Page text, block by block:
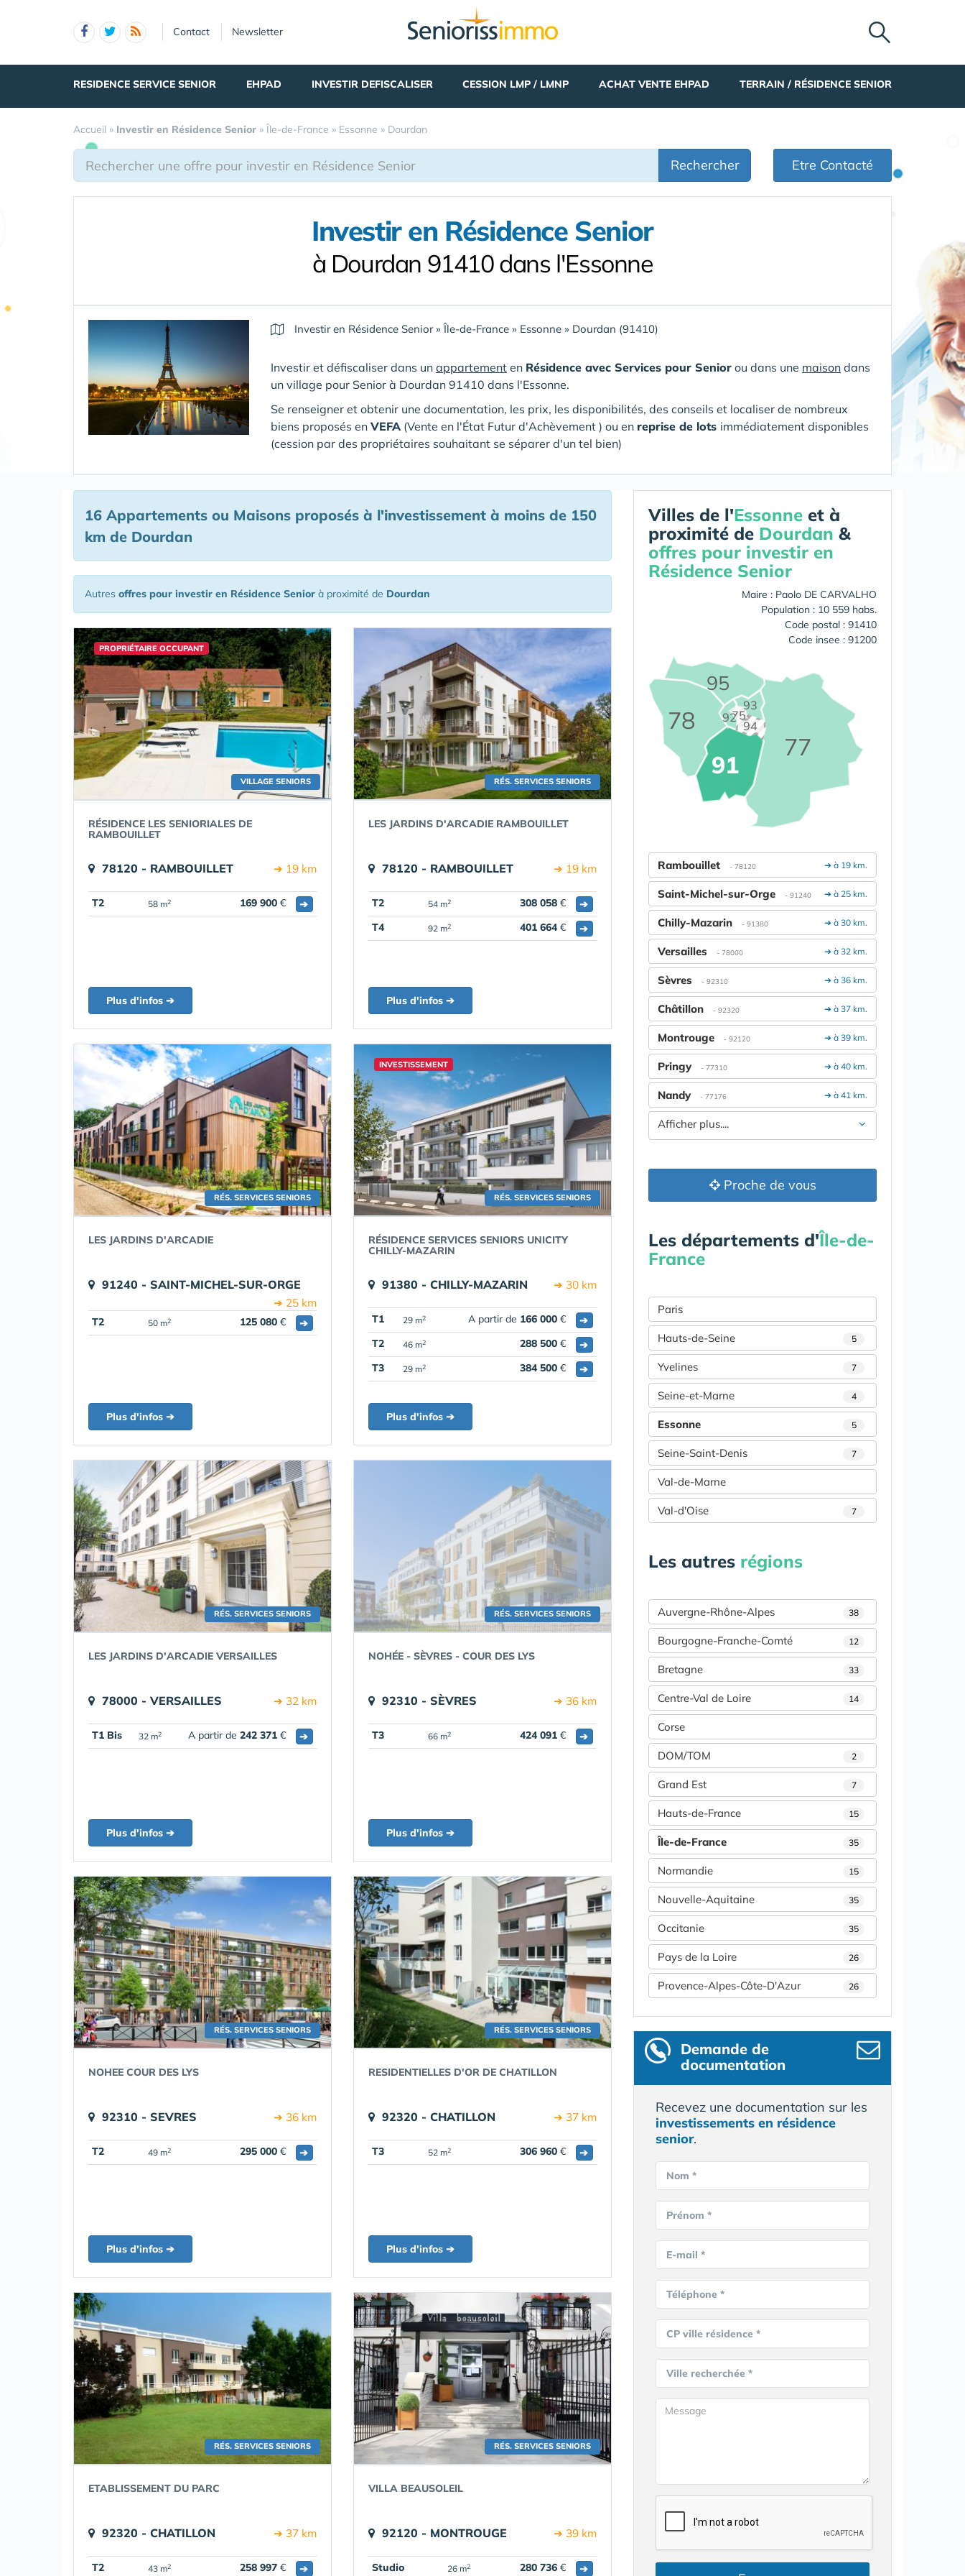
Contact Newsletter
RESIDENCE SERVICE SENIOR EHPAD INVESTIR DEFISCALISER CESSION LMP / LMNP ACHAT VENTE EHPAD TERRAIN / RÉSIDENCE SENIOR
Accueil » Investir en Résidence Senior » Île-de-France » Essonne » Dourdan
Rechercher Etre Contacté
Investir en Résidence Senior
à Dourdan 91410 dans l'Essonne
Investir en Résidence Senior»Île-de-France » Essonne » Dourdan (91410)
Investir et défiscaliser dans un appartement en Résidence avec Services pour Senior ou dans une maison dans
un village pour Senior à Dourdan 91410 dans l'Essonne.
Se renseigner et obtenir une documentation, les prix, les disponibilités, des conseils et localiser de nombreux
biens proposés en VEFA (Vente en l'État Futur d'Achèvement ) ou en reprise de lots immédiatement disponibles
(cession par des propriétaires souhaitant se séparer d'un tel bien)
16 Appartements ou Maisons proposés à l'investissement à moins de 150
km de Dourdan
Autres offres pour investir en Résidence Senior à proximité de Dourdan
VILLAGE SENIORS
PROPRIÉTAIRE OCCUPANT
RÉSIDENCE LES SENIORIALES DE
RAMBOUILLET
78120 - RAMBOUILLET ➔ 19 km
T2 58 m2 169 900 € ➔
Plus d'infos ➔
RÉS. SERVICES SENIORS
LES JARDINS D'ARCADIE RAMBOUILLET
78120 - RAMBOUILLET ➔ 19 km
T2 54 m2 308 058 €
➔
T4
92 m2 401 664€ ➔
Plus d'infos ➔
RÉS. SERVICES SENIORS
LES JARDINS D'ARCADIE
91240 - SAINT-MICHEL-SUR-ORGE
➔ 25 km
T2 50 m2 125 080 € ➔
Plus d'infos ➔
RÉS. SERVICES SENIORS
INVESTISSEMENT
RÉSIDENCE SERVICES SENIORS UNICITY
CHILLY-MAZARIN
91380 - CHILLY-MAZARIN ➔ 30 km
T1 29 m2 A partir de 166 000 €
➔
T2
46 m2 288 500 €
➔
T3
29 m2 384 500 € ➔
Plus d'infos ➔
RÉS. SERVICES SENIORS
LES JARDINS D'ARCADIE VERSAILLES
78000 - VERSAILLES ➔ 32 km
T1 Bis 32 m2 A partir de 242 371 € ➔
Plus d'infos ➔
RÉS. SERVICES SENIORS
NOHÉE - SÈVRES - COUR DES LYS
92310 - SÈVRES ➔ 36 km
T3 66 m2 424 091 € ➔
Plus d'infos ➔
RÉS. SERVICES SENIORS
NOHEE COUR DES LYS
92310 - SEVRES ➔ 36 km
T2 49 m2 295 000 € ➔
Plus d'infos ➔
RÉS. SERVICES SENIORS
RESIDENTIELLES D'OR DE CHATILLON
92320 - CHATILLON ➔ 37 km
T3 52 m2 306 960 € ➔
Plus d'infos ➔
RÉS. SERVICES SENIORS
ETABLISSEMENT DU PARC
92320 - CHATILLON ➔ 37 km
T2 43 m2 258 997 € ➔
RÉS. SERVICES SENIORS
VILLA BEAUSOLEIL
92120 - MONTROUGE ➔ 39 km
Studio 26 m2 280 736 € ➔
Villes de l'Essonne et à
proximité de Dourdan &
offres pour investir en
Résidence Senior
Maire : Paolo DE CARVALHO
Population : 10 559 habs.
Code postal : 91410
Code insee : 91200
75
77
78
91
92
93
94
95
➔ à 19 km.
Rambouillet - 78120
➔ à 25 km.
Saint-Michel-sur-Orge - 91240
➔ à 30 km.
Chilly-Mazarin - 91380
➔ à 32 km.
Versailles - 78000
➔ à 36 km.
Sèvres - 92310
➔ à 37 km.
Châtillon - 92320
➔ à 39 km.
Montrouge - 92120
➔ à 40 km.
Pringy - 77310
➔ à 41 km.
Nandy - 77176
Afficher plus....
Proche de vous
Les départements d'Île-de-
France
Paris
Hauts-de-Seine 5
Yvelines 7
Seine-et-Marne 4
Essonne 5
Seine-Saint-Denis 7
Val-de-Marne
Val-d'Oise 7
Les autres régions
Auvergne-Rhône-Alpes 38
Bourgogne-Franche-Comté 12
Bretagne 33
Centre-Val de Loire 14
Corse
DOM/TOM 2
Grand Est 7
Hauts-de-France 15
Île-de-France 35
Normandie 15
Nouvelle-Aquitaine 35
Occitanie 35
Pays de la Loire 26
Provence-Alpes-Côte-D'Azur 26
Demande de
documentation
Recevez une documentation sur les
investissements en résidence
senior.
Nom *
Prénom *
E-mail *
Téléphone *
CP ville résidence *
Ville recherchée *